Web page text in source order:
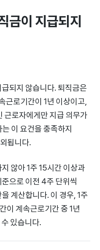
금이 지급되지
되지 않습니다. 퇴직금은
근로기간이 1년 이상이고,
근로자에게만 지급 의무가
이 요건을 충족하지
됩니다.
않아 1주 15시간 이상과
으로 이전 4주 단위씩
계산합니다. 이 경우, 1주
이 계속근로기간 중 1년
있습니다.